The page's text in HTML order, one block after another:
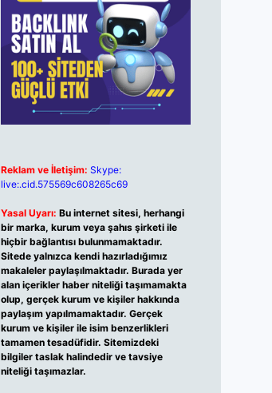
Reklam ve İletişim: Skype:
live:.cid.575569c608265c69
Yasal Uyarı: Bu internet sitesi, herhangi
bir marka, kurum veya şahıs şirketi ile
hiçbir bağlantısı bulunmamaktadır.
Sitede yalnızca kendi hazırladığımız
makaleler paylaşılmaktadır. Burada yer
alan içerikler haber niteliği taşımamakta
olup, gerçek kurum ve kişiler hakkında
paylaşım yapılmamaktadır. Gerçek
kurum ve kişiler ile isim benzerlikleri
tamamen tesadüfidir. Sitemizdeki
bilgiler taslak halindedir ve tavsiye
niteliği taşımazlar.